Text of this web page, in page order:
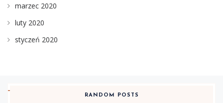
marzec 2020
luty 2020
styczeń 2020
RANDOM POSTS